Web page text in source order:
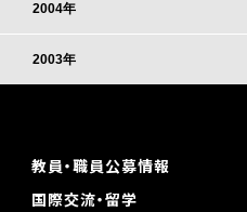
2004年
2003年
教員・職員公募情報
国際交流・留学